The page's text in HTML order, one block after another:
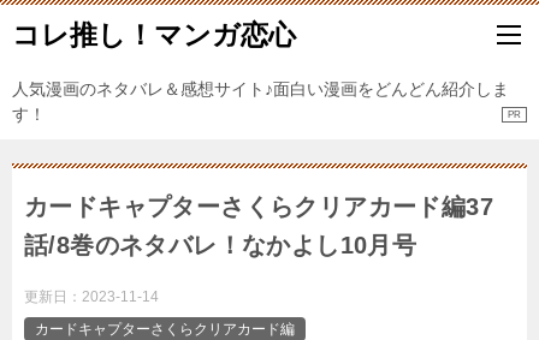
コレ推し！マンガ恋心
人気漫画のネタバレ＆感想サイト♪面白い漫画をどんどん紹介しま
す！
カードキャプターさくらクリアカード編37
話/8巻のネタバレ！なかよし10月号
更新日： 2023-11-14
カードキャプターさくらクリアカード編